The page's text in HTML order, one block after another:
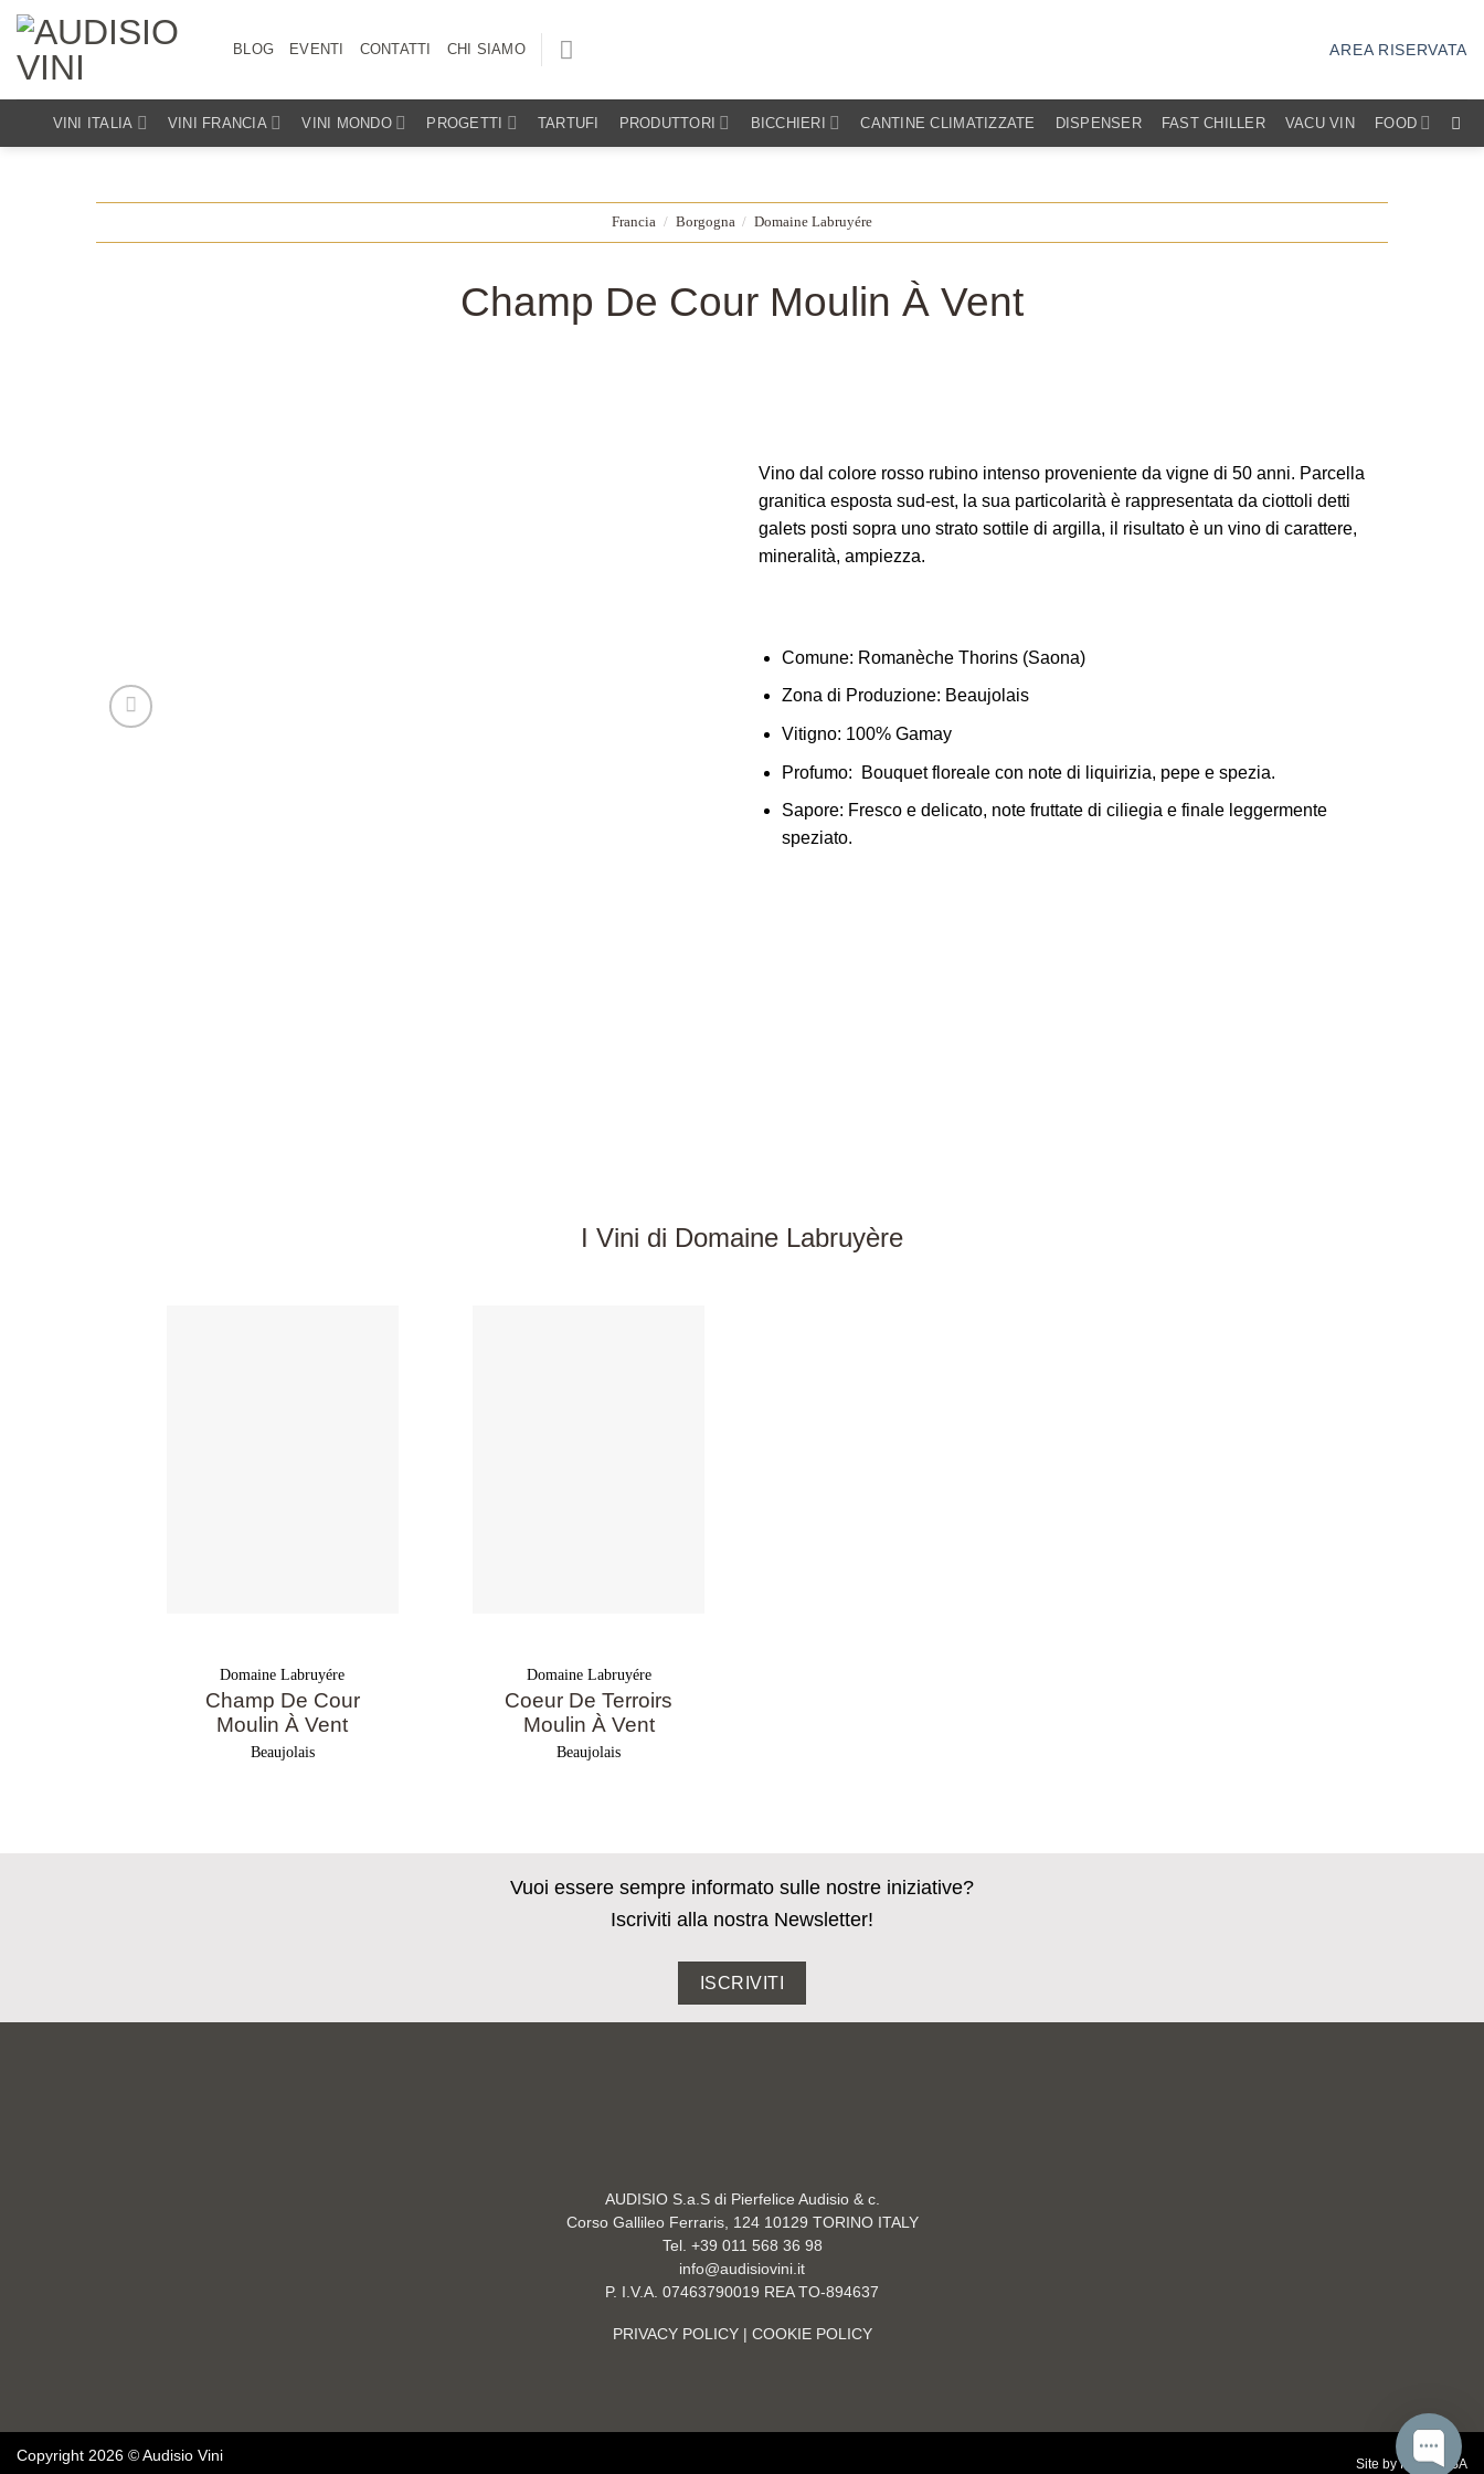
Salta
contenuti
BLOG EVENTI CONTATTI CHI SIAMO AREA RISERVATA
VINI ITALIA VINI FRANCIA VINI MONDO PROGETTI TARTUFI PRODUTTORI BICCHIERI CANTINE CLIMATIZZATE DISPENSER FAST CHILLER VACU VIN FOOD
Francia / Borgogna / Domaine Labruyére
Champ De Cour Moulin À Vent
Vino dal colore rosso rubino intenso proveniente da vigne di 50 anni. Parcella
granitica esposta sud-est, la sua particolarità è rappresentata da ciottoli detti
galets posti sopra uno strato sottile di argilla, il risultato è un vino di carattere,
mineralità, ampiezza.
Comune: Romanèche Thorins (Saona)
Zona di Produzione: Beaujolais
Vitigno: 100% Gamay
Profumo: Bouquet floreale con note di liquirizia, pepe e spezia.
Sapore: Fresco e delicato, note fruttate di ciliegia e finale leggermente
speziato.
I Vini di Domaine Labruyère
Domaine Labruyére
Champ De Cour
Moulin À Vent
Beaujolais
Domaine Labruyére
Coeur De Terroirs
Moulin À Vent
Beaujolais
Vuoi essere sempre informato sulle nostre iniziative?
Iscriviti alla nostra Newsletter!
ISCRIVITI
AUDISIO S.a.S di Pierfelice Audisio & c.
Corso Gallileo Ferraris, 124 10129 TORINO ITALY
Tel. +39 011 568 36 98
info@audisiovini.it
P. I.V.A. 07463790019 REA TO-894637
PRIVACY POLICY| COOKIE POLICY
Site byNEA MESA
Copyright 2026 © Audisio Vini